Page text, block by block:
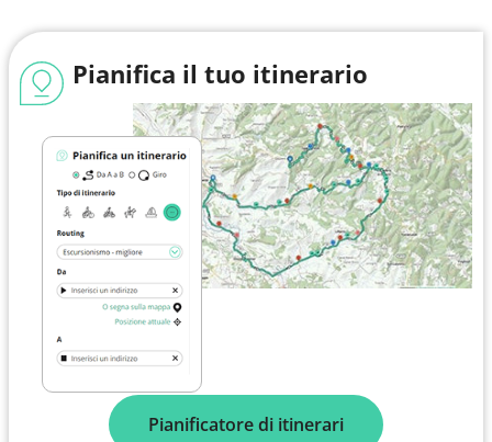
Pianifica il tuo itinerario
Pianificatore di itinerari